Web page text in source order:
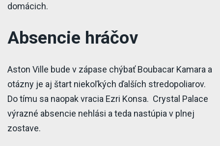
domácich.
Absencie hráčov
Aston Ville bude v zápase chýbať Boubacar Kamara a
otázny je aj štart niekoľkých ďalších stredopoliarov.
Do tímu sa naopak vracia Ezri Konsa. Crystal Palace
výrazné absencie nehlási a teda nastúpia v plnej
zostave.